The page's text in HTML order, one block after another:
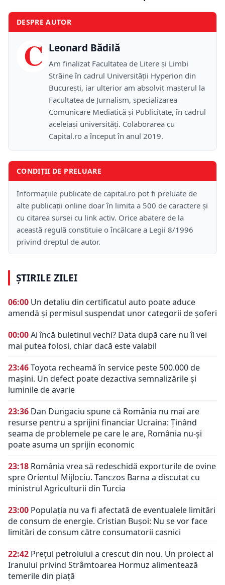
DESPRE AUTOR
C Leonard Bădilă
Am finalizat Facultatea de Litere și Limbi
Străine în cadrul Universității Hyperion din
București, iar ulterior am absolvit masterul la
Facultatea de Jurnalism, specializarea
Comunicare Mediatică și Publicitate, în cadrul
aceleiași universități. Colaborarea cu
Capital.ro a început în anul 2019.
CONDIȚII DE PRELUARE
Informațiile publicate de capital.ro pot fi preluate de
alte publicații online doar în limita a 500 de caractere și
cu citarea sursei cu link activ. Orice abatere de la
această regulă constituie o încălcare a Legii 8/1996
privind dreptul de autor.
ȘTIRILE ZILEI
06:00 Un detaliu din certificatul auto poate aduce
amendă și permisul suspendat unor categorii de șoferi
00:00Ai încă buletinul vechi? Data după care nu îl vei
mai putea folosi, chiar dacă este valabil
23:46Toyota recheamă în service peste 500.000 de
mașini. Un defect poate dezactiva semnalizările și
luminile de avarie
23:36 Dan Dungaciu spune că România nu mai are
resurse pentru a sprijini financiar Ucraina: Ținând
seama de problemele pe care le are, România nu-și
poate asuma un sprijin economic
23:18 România vrea să redeschidă exporturile de ovine
spre Orientul Mijlociu. Tanczos Barna a discutat cu
ministrul Agriculturii din Turcia
23:00 Populația nu va fi afectată de eventualele limitări
de consum de energie. Cristian Bușoi: Nu se vor face
limitări de consum către consumatorii casnici
22:42 Prețul petrolului a crescut din nou. Un proiect al
Iranului privind Strâmtoarea Hormuz alimentează
temerile din piață